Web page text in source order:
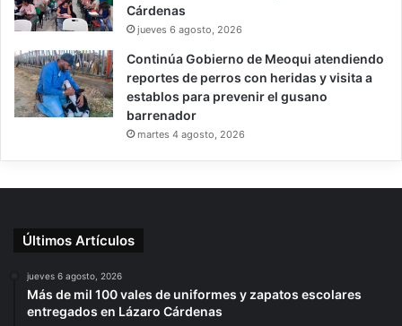
Cárdenas
jueves 6 agosto, 2026
Continúa Gobierno de Meoqui atendiendo
reportes de perros con heridas y visita a
establos para prevenir el gusano
barrenador
martes 4 agosto, 2026
Últimos Artículos
jueves 6 agosto, 2026
Más de mil 100 vales de uniformes y zapatos escolares
entregados en Lázaro Cárdenas